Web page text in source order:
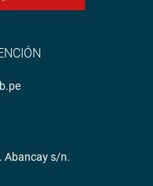
Abancay s/n.